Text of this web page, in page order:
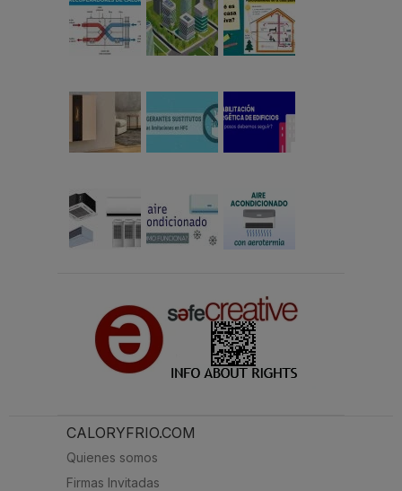
CALORYFRIO.COM
Quienes somos
Firmas Invitadas